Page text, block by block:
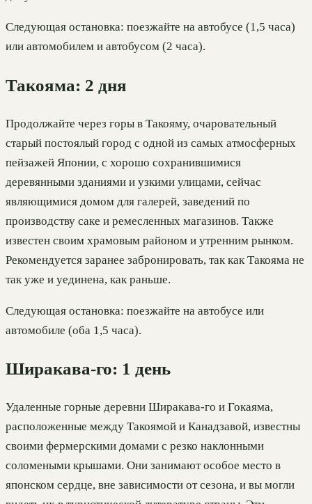
Следующая остановка: поезжайте на автобусе (1,5 часа)
или автомобилем и автобусом (2 часа).
Такояма: 2 дня
Продолжайте через горы в Такояму, очаровательный
старый постоялый город с одной из самых атмосферных
пейзажей Японии, с хорошо сохранившимися
деревянными зданиями и узкими улицами, сейчас
являющимися домом для галерей, заведений по
производству саке и ремесленных магазинов. Также
известен своим храмовым районом и утренним рынком.
Рекомендуется заранее забронировать, так как Такояма не
так уже и уединена, как раньше.
Следующая остановка: поезжайте на автобусе или
автомобиле (оба 1,5 часа).
Ширакава-го: 1 день
Удаленные горные деревни Ширакава-го и Гокаяма,
расположенные между Такоямой и Канадзавой, известны
своими фермерскими домами с резко наклонными
соломеными крышами. Они занимают особое место в
японском сердце, вне зависимости от сезона, и вы могли